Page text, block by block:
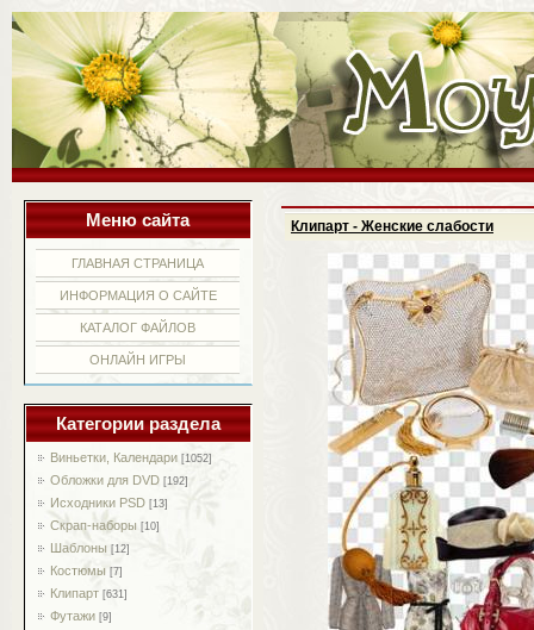
Меню сайта
ГЛАВНАЯ СТРАНИЦА
ИНФОРМАЦИЯ О САЙТЕ
КАТАЛОГ ФАЙЛОВ
ОНЛАЙН ИГРЫ
Категории раздела
Виньетки, Календари [1052]
Обложки для DVD [192]
Исходники PSD [13]
Скрап-наборы [10]
Шаблоны [12]
Костюмы [7]
Клипарт [631]
Футажи [9]
Клипарт - Женские слабости